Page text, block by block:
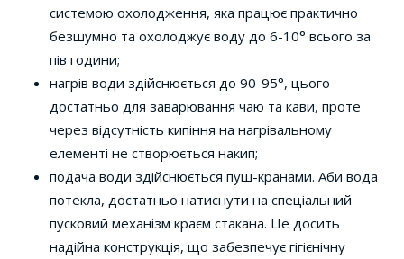
системою охолодження, яка працює практично
безшумно та охолоджує воду до 6-10° всього за
пів години;
нагрів води здійснюється до 90-95°, цього
достатньо для заварювання чаю та кави, проте
через відсутність кипіння на нагрівальному
елементі не створюється накип;
подача води здійснюється пуш-кранами. Аби вода
потекла, достатньо натиснути на спеціальний
пусковий механізм краєм стакана. Це досить
надійна конструкція, що забезпечує гігієнічну